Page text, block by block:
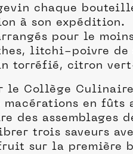
chaque
à son expédition.
pour le
litchi-poivre de
torréfié, citron
le Collège
en fûts
des assemblages
trois saveurs
sur la première